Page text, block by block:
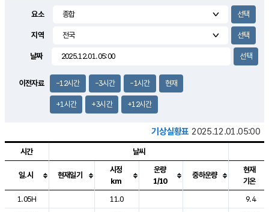
2.5m/s
요소
지역
날짜
이전자료 -12시간 -3시간 -1시간 현재
+1시간 +3시간 +12시간
기상실황표 2025.12.01.05:00
도시별 기상실황표로 지점, 날씨, 기온, 강수, 바람, 기압등을 안내한 표입
시간 날씨
일.시 현재일기
시정
km
운량
1/10
중하운량
현재
기온
1.05H
11.0
9.4